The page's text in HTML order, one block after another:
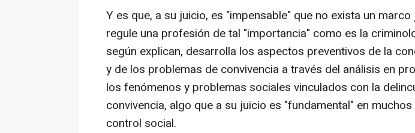
Y es que, a su juicio, es "impensable" que no exista un
regule una profesión de tal "importancia" como es la
según explican, desarrolla los aspectos preventivos de la
y de los problemas de convivencia a través del análisis en
los fenómenos y problemas sociales vinculados con la
convivencia, algo que a su juicio es "fundamental" en
control social.